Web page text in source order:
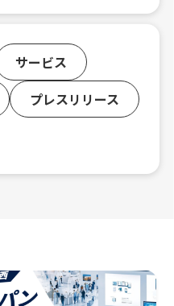
サービス
プレスリリース